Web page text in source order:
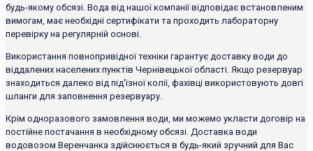
будь-якому обсязі. Вода від нашої компанії відповідає встановленим
вимогам, має необхідні сертифікати та проходить лабораторну
перевірку на регулярній основі.
Використання повнопривідної техніки гарантує доставку води до
віддалених населених пунктів Чернівецької області. Якщо резервуар
знаходиться далеко від під'їзної колії, фахівці використовують довгі
шланги для заповнення резервуару.
Крім одноразового замовлення води, ми можемо укласти договір на
постійне постачання в необхідному обсязі. Доставка води
водовозом Веренчанка здійснюється в будь-який зручний для Вас